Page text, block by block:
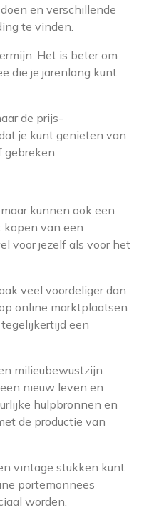
en verschillende
te vinden.
Het is beter om
die je jarenlang kunt
de prijs-
je kunt genieten van
gebreken.
kunnen ook een
kopen van een
voor jezelf als voor het
veel voordeliger dan
online marktplaatsen
een
milieubewustzijn.
nieuw leven en
hulpbronnen en
de productie van
vintage stukken kunt
portemonnees
worden.